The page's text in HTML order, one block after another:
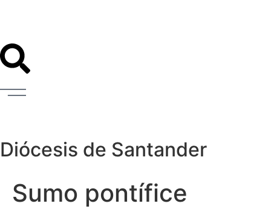
Diócesis de Santander
Sumo pontífice